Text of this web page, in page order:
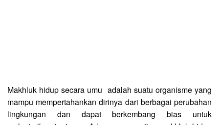
Makhluk hidup secara umu adalah suatu organisme yang
mampu mempertahankan dirinya dari berbagai perubahan
lingkungan dan dapat berkembang bias untuk